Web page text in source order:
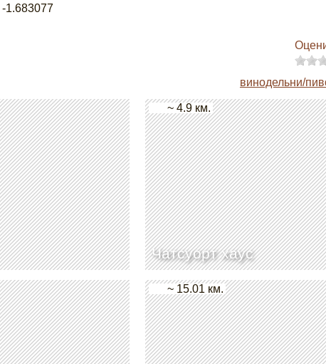
-1.683077
винодельни/
Чатсуорт хаус
~ 4.9 км.
~ 15.01 км.